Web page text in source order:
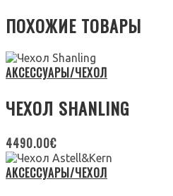
ПОХОЖИЕ ТОВАРЫ
АКСЕССУАРЫ/ЧЕХОЛ
ЧЕХОЛ SHANLING
4490.00€
АКСЕССУАРЫ/ЧЕХОЛ